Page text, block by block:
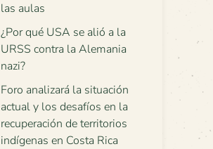
las aulas
¿Por qué USA se alió a la
URSS contra la Alemania
nazi?
Foro analizará la situación
actual y los desafíos en la
recuperación de territorios
indígenas en Costa Rica